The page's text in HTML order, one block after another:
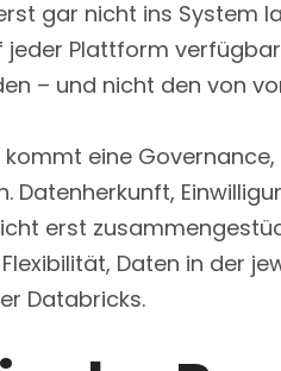
gar nicht ins System
Plattform
– und nicht den von
eine
erst
Daten in der
Databricks.